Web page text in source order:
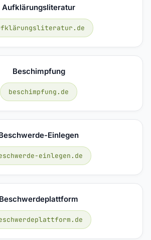
Aufklärungsliteratur
Beschimpfung
beschimpfung.de
Einlegen
einlegen.de
Beschwerdeplattform